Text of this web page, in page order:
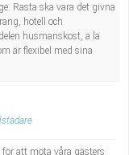
Rasta ska vara det givna
hotell och
husmanskost, a la
är flexibel med sina
att möta våra gästers